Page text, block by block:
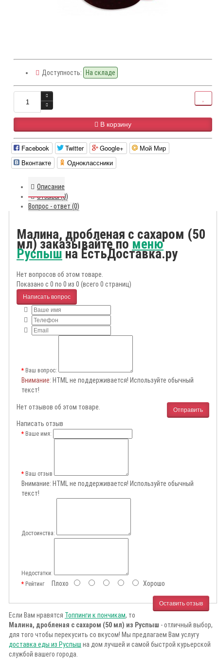
Доступность: На складе
В корзину
Facebook Twitter Google+
Мой Мир
Вконтакте
Одноклассники
Описание
Отзывы (0)
Вопрос - ответ (0)
Малина, дробленая с сахаром (50
мл) заказывайте поменю
Руспышна ЕстьДоставка.ру
Нет вопросов об этом товаре.
Показано с 0 по 0 из 0 (всего 0 страниц)
Написать вопрос
Ваш вопрос:
Внимание: HTML не поддерживается! Используйте обычный
текст!
Отправить
Нет отзывов об этом товаре.
Написать отзыв
Ваше имя:
Ваш отзыв
Внимание: HTML не поддерживается! Используйте обычный
текст!
Достоинства:
Недостатки:
РейтингПлохо Хорошо
Оставить отзыв
Если Вам нравятся Топпинги к пончикам, то
Малина, дробленая с сахаром (50 мл) из Руспыш - отличный выбор,
для того чтобы перекусить со вкусом! Мы предлагаем Вам услугу
доставка еды из Руспыш на дом лучшей и самой быстрой курьерской
службой вашего города.